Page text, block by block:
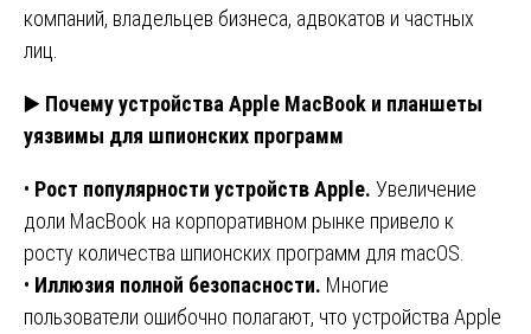
компаний, владельцев бизнеса, адвокатов и частных
лиц.
▶️ Почему устройства Apple MacBook и планшеты
уязвимы для шпионских программ
• Рост популярности устройств Apple. Увеличение
доли MacBook на корпоративном рынке привело к
росту количества шпионских программ для macOS.
• Иллюзия полной безопасности. Многие
пользователи ошибочно полагают, что устройства Apple